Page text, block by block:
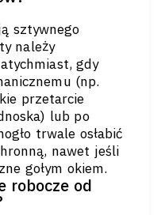
sztywnego
należy
gdy
(np.
przetarcie
lub po
trwale osłabić
nawet jeśli
gołym okiem.
robocze od